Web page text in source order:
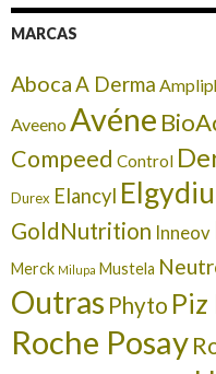
MARCAS
AbocaA Derma
Aveeno Avéne
Compeed Control
Durex Elancyl
GoldNutrition Inneov
Merck Milupa Mustela
Outras Phyto Piz
Roche Posay